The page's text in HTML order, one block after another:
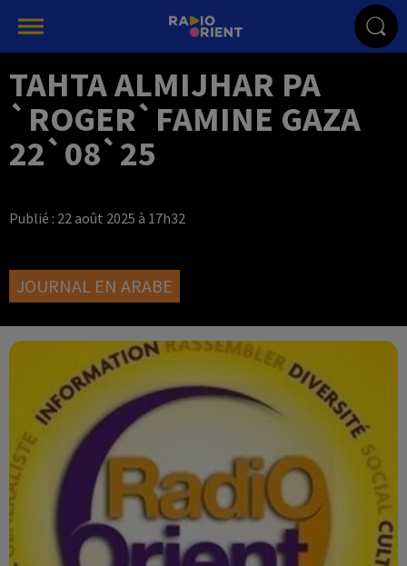
TAHTA ALMIJHAR PA
`ROGER`FAMINE GAZA
22`08`25
Publié : 22 août 2025 à 17h32
JOURNAL EN ARABE